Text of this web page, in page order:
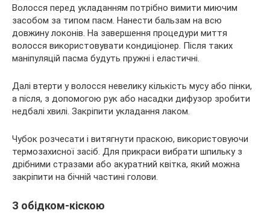
Волосся перед укладанням потрібно вимити миючим
засобом за типом пасм. Нанести бальзам на всю
довжину локонів. На завершення процедури миття
волосся використовувати кондиціонер. Після таких
маніпуляцій пасма будуть пружні і еластичні.
Далі втерти у волосся невелику кількість мусу або пінки,
а після, з допомогою рук або насадки дифузор зробити
недбалі хвилі. Закріпити укладання лаком.
Чубок розчесати і витягнути праскою, використовуючи
термозахисної засіб. Для прикраси вибрати шпильку з
дрібними стразами або акуратний квітка, який можна
закріпити на бічній частині голови.
З обідком-кіскою